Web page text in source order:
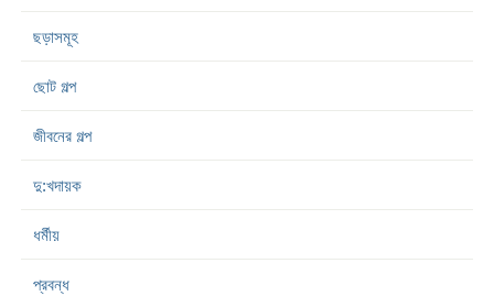
ছড়াসমূহ
ছোট গল্প
জীবনের গল্প
দু:খদায়ক
ধর্মীয়
প্রবন্ধ